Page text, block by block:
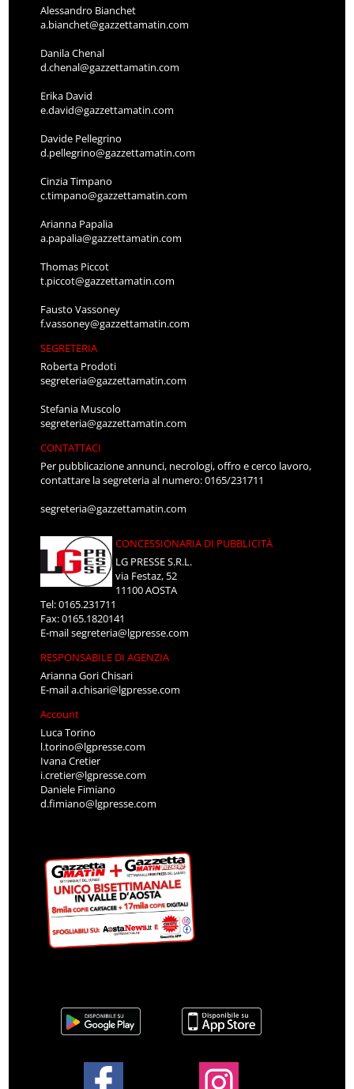
Alessandro Bianchet
a.bianchet@gazzettamatin.com
Danila Chenal
d.chenal@gazzettamatin.com
Erika David
e.david@gazzettamatin.com
Davide Pellegrino
d.pellegrino@gazzettamatin.com
Cinzia Timpano
c.timpano@gazzettamatin.com
Arianna Papalia
a.papalia@gazzettamatin.com
Thomas Piccot
t.piccot@gazzettamatin.com
Fausto Vassoney
f.vassoney@gazzettamatin.com
SEGRETERIA
Roberta Prodoti
segreteria@gazzettamatin.com
Stefania Muscolo
segreteria@gazzettamatin.com
CONTATTACI
Per pubblicazione annunci, necrologi, offro e cerco lavoro,
contattare la segreteria al numero: 0165/231711
segreteria@gazzettamatin.com
CONCESSIONARIA DI PUBBLICITÀ
LG PRESSE S.R.L.
via Festaz, 52
11100 AOSTA
Tel: 0165.231711
Fax: 0165.1820141
E-mailsegreteria@lgpresse.com
RESPONSABILE DI AGENZIA
Arianna Gori Chisari
E-maila.chisari@lgpresse.com
Account
Luca Torino
l.torino@lgpresse.com
Ivana Cretier
i.cretier@lgpresse.com
Daniele Fimiano
d.fimiano@lgpresse.com